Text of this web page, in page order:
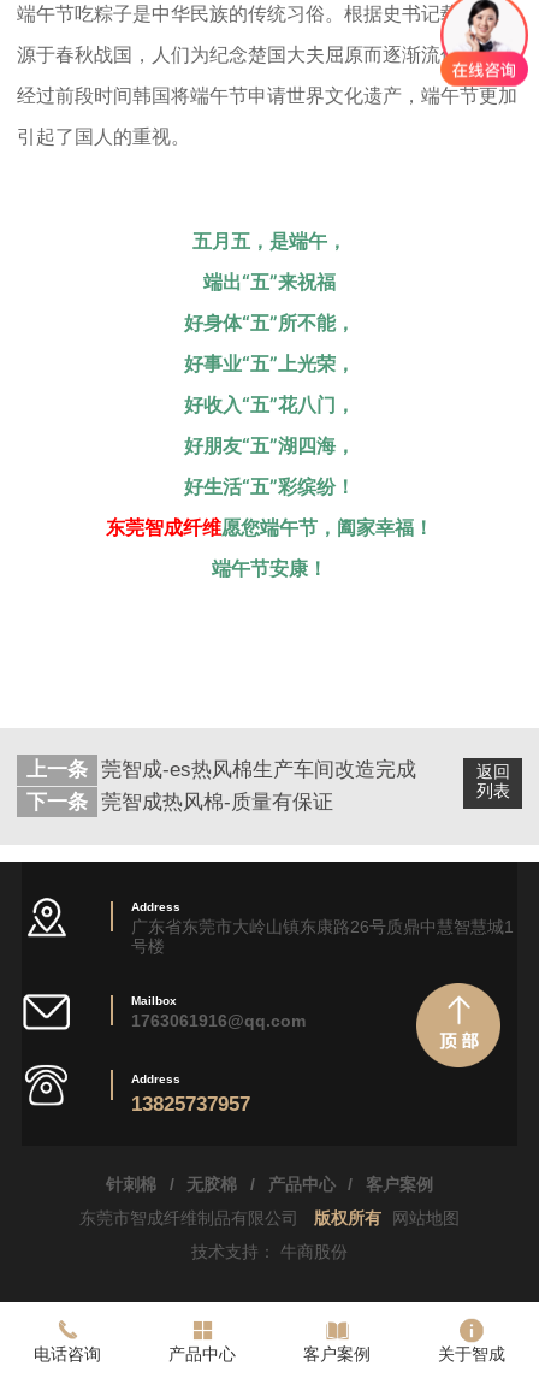
端午节吃粽子是中华民族的传统习俗。根据史书记载吃粽子
源于春秋战国，人们为纪念楚国大夫屈原而逐渐流传下来。
经过前段时间韩国将端午节申请世界文化遗产，端午节更加
引起了国人的重视。
五月五，是端午，
端出“五”来祝福
好身体“五”所不能，
好事业“五”上光荣，
好收入“五”花八门，
好朋友“五”湖四海，
好生活“五”彩缤纷！
东莞智成纤维愿您端午节，阖家幸福！
端午节安康！
返回
列表
上一条 莞智成-es热风棉生产车间改造完成
下一条 莞智成热风棉-质量有保证
Address
广东省东莞市大岭山镇东康路26号质鼎中慧智慧城1
号楼
Mailbox
1763061916@qq.com
Address
13825737957
针刺棉 / 无胶棉 / 产品中心 /
客户案例
东莞市智成纤维制品有限公司
版权所有
网站地图
技术支持： 牛商股份
电话咨询 产品中心 客户案例 关于智成